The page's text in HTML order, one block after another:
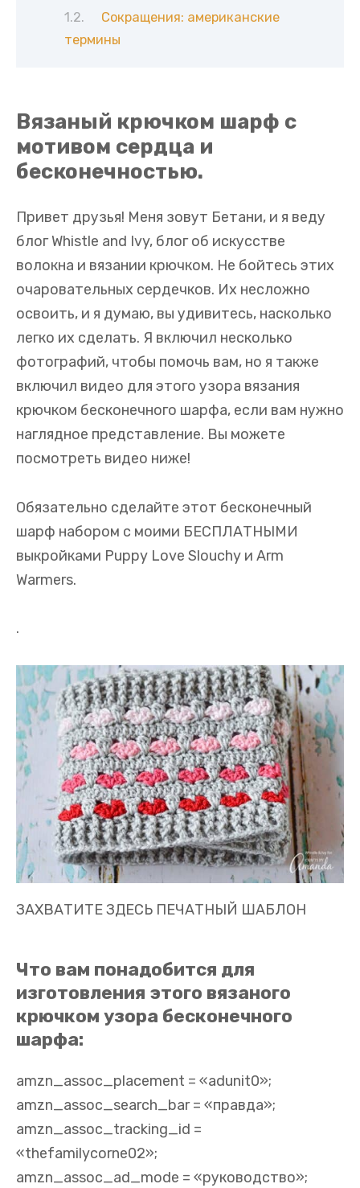
Сокращения: американские
термины
Вязаный крючком шарф с
мотивом сердца и
бесконечностью.
Привет друзья! Меня зовут Бетани, и я веду
блог Whistle and Ivy, блог об искусстве
волокна и вязании крючком. Не бойтесь этих
очаровательных сердечков. Их несложно
освоить, и я думаю, вы удивитесь, насколько
легко их сделать. Я включил несколько
фотографий, чтобы помочь вам, но я также
включил видео для этого узора вязания
крючком бесконечного шарфа, если вам нужно
наглядное представление. Вы можете
посмотреть видео ниже!
Обязательно сделайте этот бесконечный
шарф набором с моими БЕСПЛАТНЫМИ
выкройками Puppy Love Slouchy и Arm
Warmers.
.
ЗАХВАТИТЕ ЗДЕСЬ ПЕЧАТНЫЙ ШАБЛОН
Что вам понадобится для
изготовления этого вязаного
крючком узора бесконечного
шарфа:
amzn_assoc_placement = «adunit0»;
amzn_assoc_search_bar = «правда»;
amzn_assoc_tracking_id =
«thefamilycorne02»;
amzn_assoc_ad_mode = «руководство»;